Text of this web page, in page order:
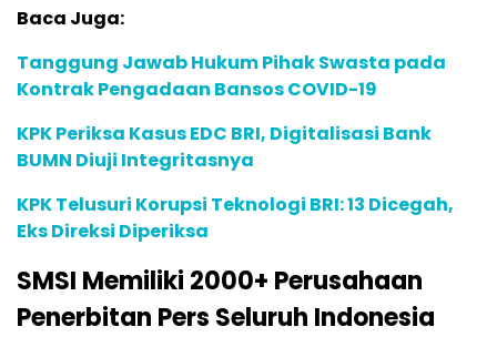
Baca Juga:
Tanggung Jawab Hukum Pihak Swasta pada
Kontrak Pengadaan Bansos COVID-19
KPK Periksa Kasus EDC BRI, Digitalisasi Bank
BUMN Diuji Integritasnya
KPK Telusuri Korupsi Teknologi BRI: 13 Dicegah,
Eks Direksi Diperiksa
SMSI Memiliki 2000+ Perusahaan
Penerbitan Pers Seluruh Indonesia